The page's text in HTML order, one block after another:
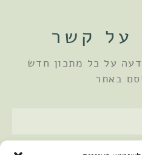
על קשר
על כל מתכון חדש
באתר